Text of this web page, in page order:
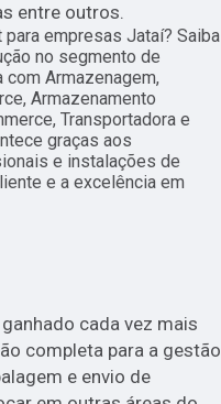
entre outros.
empresas Jataí? Saiba
no segmento de
com Armazenagem,
Armazenamento
Transportadora e
graças aos
e instalações de
e a excelência em
cada vez mais
completa para a gestão
e envio de